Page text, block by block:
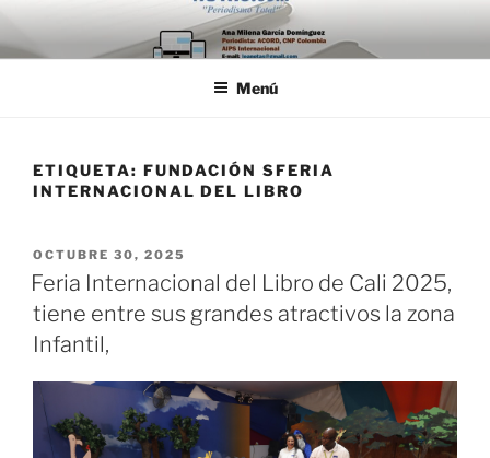
Saltar
al
contenido
Menú
ETIQUETA: FUNDACIÓN SFERIA
INTERNACIONAL DEL LIBRO
PUBLICADO
EL
OCTUBRE 30, 2025
Feria Internacional del Libro de Cali 2025,
tiene entre sus grandes atractivos la zona
Infantil,